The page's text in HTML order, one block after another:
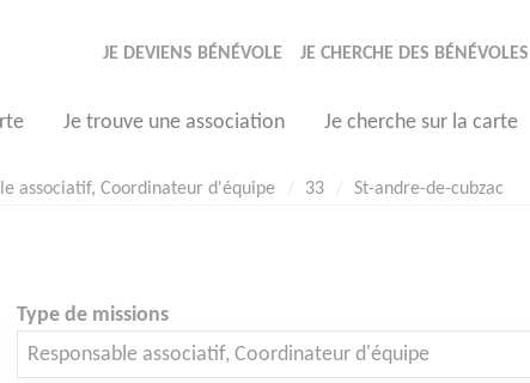
JE DEVIENS BÉNÉVOLE JE CHERCHE DES BÉNÉVOLES
Je trouve une association Je cherche sur la carte
associatif, Coordinateur d'équipe 33 St-andre-de-cubzac
Type de missions